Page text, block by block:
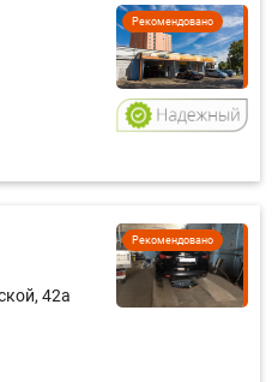
Рекомендовано
Рекомендовано
42а